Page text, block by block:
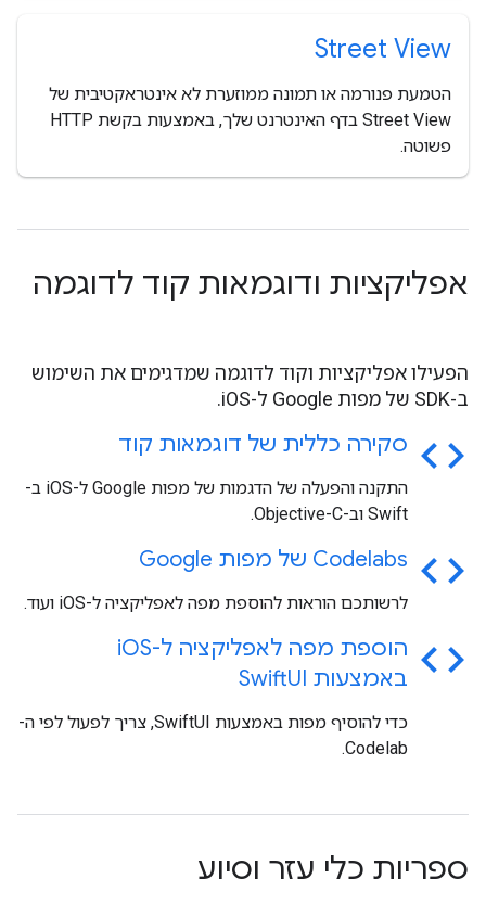
Street View
הטמעת פנורמה או תמונה ממוזערת לא אינטראקטיבית של
Street View בדף האינטרנט שלך, באמצעות בקשת HTTP
פשוטה.
אפליקציות ודוגמאות קוד לדוגמה
הפעילו אפליקציות וקוד לדוגמה שמדגימים את השימוש
ב-SDK של מפות Google ל-iOS.
code סקירה כללית של דוגמאות קוד
התקנה והפעלה של הדגמות של מפות Google ל-iOS ב-
Swift וב-Objective-C.
code Codelabs של מפות Google
לרשותכם הוראות להוספת מפה לאפליקציה ל-iOS ועוד.
code הוספת מפה לאפליקציה ל-iOS
באמצעות Swift UI
כדי להוסיף מפות באמצעות SwiftUI, צריך לפעול לפי ה-
Codelab.
ספריות כלי עזר וסיוע